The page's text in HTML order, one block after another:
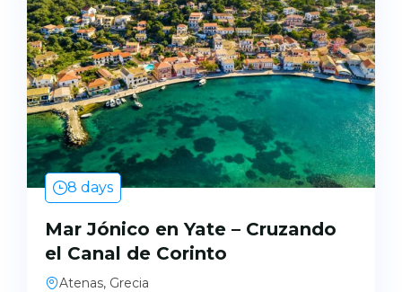
8 days
Mar Jónico en Yate – Cruzando
el Canal de Corinto
Atenas, Grecia